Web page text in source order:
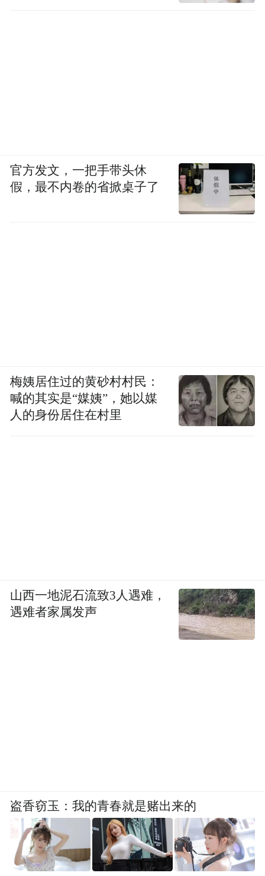
官方发文，一把手带头休
假，最不内卷的省掀桌子了
梅姨居住过的黄砂村村民：
喊的其实是“媒姨”，她以媒
人的身份居住在村里
山西一地泥石流致3人遇难，
遇难者家属发声
盗香窃玉：我的青春就是赌出来的